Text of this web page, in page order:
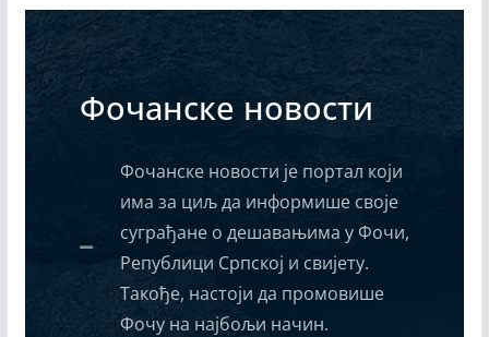
Фочанске новости
Фочанске новости је портал који
има за циљ да информише своје
суграђане о дешавањима у Фочи,
Републици Српској и свијету.
Такође, настоји да промовише
Фочу на најбољи начин.